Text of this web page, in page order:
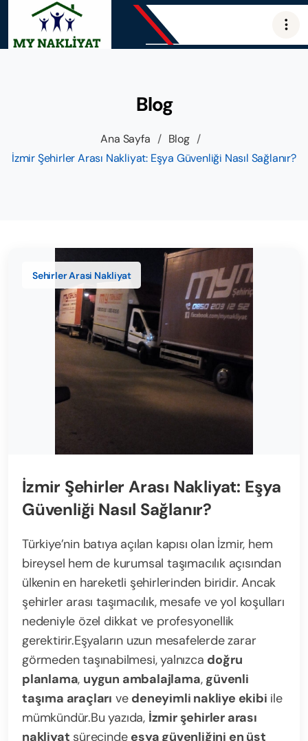
Blog
Ana Sayfa / Blog /
İzmir Şehirler Arası Nakliyat: Eşya Güvenliği Nasıl Sağlanır?
Sehirler Arasi Nakliyat
İzmir Şehirler Arası Nakliyat: Eşya
Güvenliği Nasıl Sağlanır?
Türkiye’nin batıya açılan kapısı olan İzmir, hem
bireysel hem de kurumsal taşımacılık açısından
ülkenin en hareketli şehirlerinden biridir. Ancak
şehirler arası taşımacılık, mesafe ve yol koşulları
nedeniyle özel dikkat ve profesyonellik
gerektirir.Eşyaların uzun mesafelerde zarar
görmeden taşınabilmesi, yalnızca doğru
planlama, uygun ambalajlama, güvenli
taşıma araçları ve deneyimli nakliye ekibi ile
mümkündür.Bu yazıda, İzmir şehirler arası
nakliyat sürecinde eşya güvenliğini en üst